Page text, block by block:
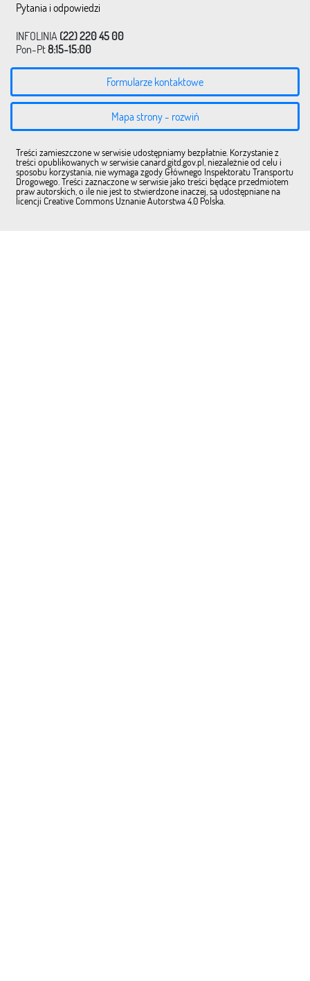
Pytania i odpowiedzi
INFOLINIA (22) 220 45 00
Pon-Pt8:15-15:00
Formularze kontaktowe
Mapa strony - rozwiń
Treści zamieszczone w serwisie udostępniamy bezpłatnie. Korzystanie z
treści opublikowanych w serwisie canard.gitd.gov.pl, niezależnie od celu i
sposobu korzystania, nie wymaga zgody Głównego Inspektoratu Transportu
Drogowego. Treści zaznaczone w serwisie jako treści będące przedmiotem
praw autorskich, o ile nie jest to stwierdzone inaczej, są udostępniane na
licencji Creative Commons Uznanie Autorstwa 4.0 Polska.